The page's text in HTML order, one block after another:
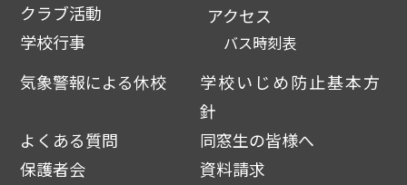
クラブ活動
学校行事
アクセス
バス時刻表
気象警報による休校
学校いじめ防止基本方
針
よくある質問
同窓生の皆様へ
保護者会
資料請求